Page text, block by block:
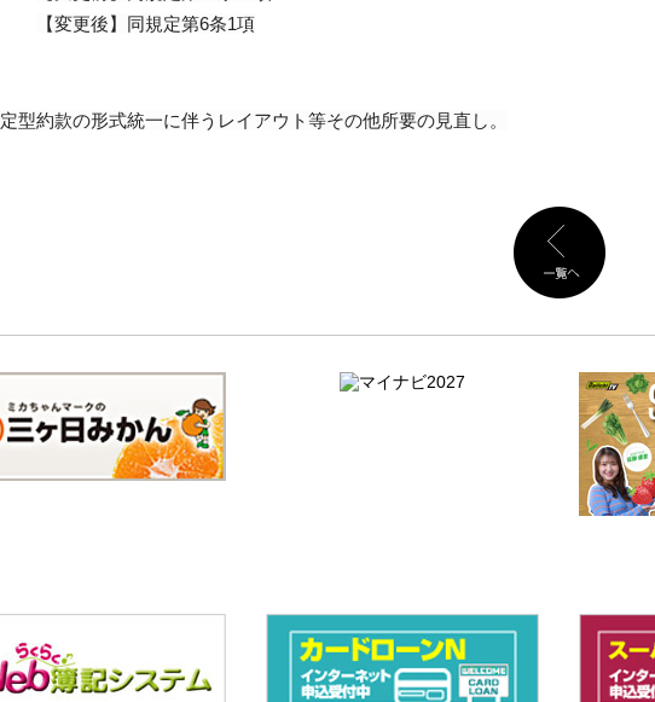
【変更後】同規定第6条1項
定型約款の形式統一に伴うレイアウト等その他所要の見直し。